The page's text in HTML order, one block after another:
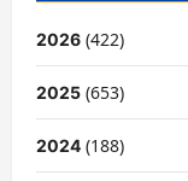
2026 (422)
2025 (653)
2024 (188)